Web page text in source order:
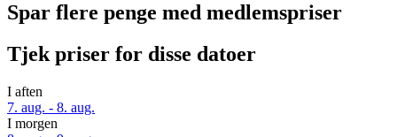
Spar flere penge med medlemspriser
Tjek priser for disse datoer
I aften
7. aug. - 8. aug.
I morgen